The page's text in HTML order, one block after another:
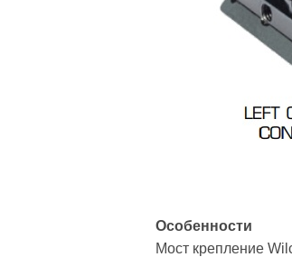
Особенности
Мост крепление